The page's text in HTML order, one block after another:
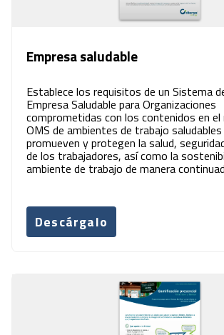
Empresa saludable
Establece los requisitos de un Sistema
Empresa Saludable para Organizaciones
comprometidas con los contenidos en el
OMS de ambientes de trabajo saludables
promueven y protegen la salud,
de los trabajadores, así como la
ambiente de trabajo de manera
Descárgalo